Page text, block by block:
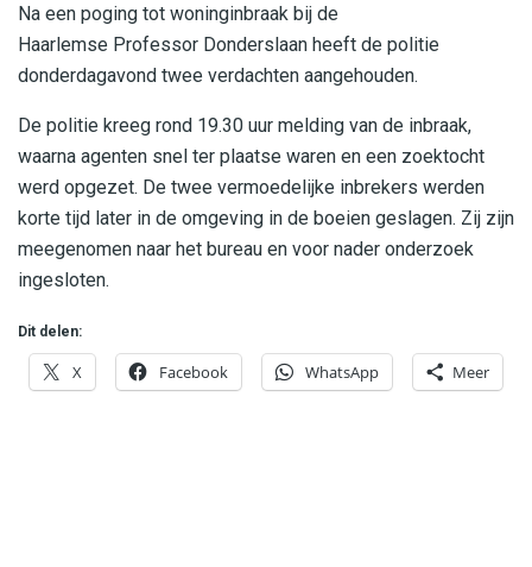
Na een poging tot woninginbraak bij de
Haarlemse Professor Donderslaan heeft de politie
donderdagavond twee verdachten aangehouden.
De politie kreeg rond 19.30 uur melding van de inbraak,
waarna agenten snel ter plaatse waren en een zoektocht
werd opgezet. De twee vermoedelijke inbrekers werden
korte tijd later in de omgeving in de boeien geslagen. Zij zijn
meegenomen naar het bureau en voor nader onderzoek
ingesloten.
Dit delen:
X Facebook WhatsApp Meer